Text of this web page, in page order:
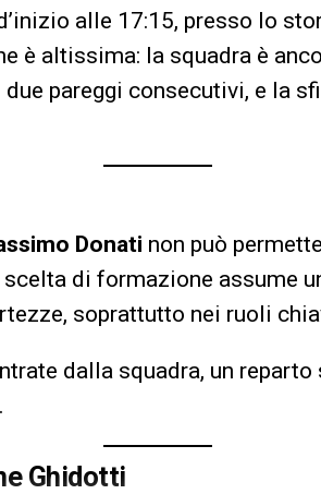
alle 17:15, presso lo
è altissima: la squadra è
pareggi consecutivi, e la
Donati non può
di formazione assume
soprattutto nei ruoli
dalla squadra, un reparto
Ghidotti